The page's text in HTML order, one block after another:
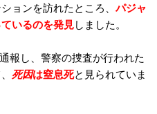
ョンを訪れたところ、パジャ
いるのを発見しました。
報し、警察の捜査が行われた
死因は窒息死と見られていま